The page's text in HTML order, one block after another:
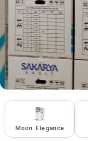
Moon Elegance